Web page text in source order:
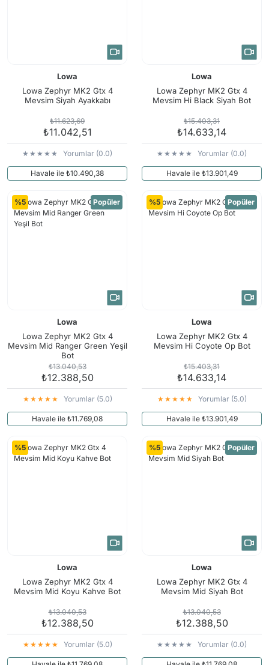
Lowa
Lowa Zephyr MK2 Gtx 4
Mevsim Siyah Ayakkabı
₺11.623,69
₺11.042,51
Yorumlar (0.0)
Havale ile ₺10.490,38
Lowa
Lowa Zephyr MK2 Gtx 4
Mevsim Hi Black Siyah Bot
₺15.403,31
₺14.633,14
Yorumlar (0.0)
Havale ile ₺13.901,49
%5 Popüler
Lowa
Lowa Zephyr MK2 Gtx 4
Mevsim Mid Ranger Green Yeşil
Bot
₺13.040,53
₺12.388,50
Yorumlar (5.0)
Havale ile ₺11.769,08
%5 Popüler
Lowa
Lowa Zephyr MK2 Gtx 4
Mevsim Hi Coyote Op Bot
₺15.403,31
₺14.633,14
Yorumlar (5.0)
Havale ile ₺13.901,49
%5
Lowa
Lowa Zephyr MK2 Gtx 4
Mevsim Mid Koyu Kahve Bot
₺13.040,53
₺12.388,50
Yorumlar (5.0)
%5 Popüler
Lowa
Lowa Zephyr MK2 Gtx 4
Mevsim Mid Siyah Bot
₺13.040,53
₺12.388,50
Yorumlar (0.0)